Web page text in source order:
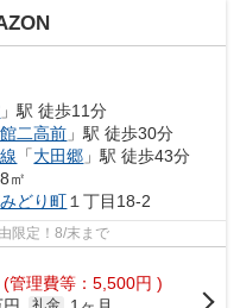
」駅 徒歩11分
二高前 」駅 徒歩30分
「大田郷 」駅 徒歩43分
㎡
みどり町１丁目18-2
限定！8/末まで
(管理費等：5,500円 )